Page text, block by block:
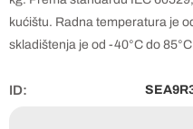
kućištu. Radna temperatura je
skladištenja je od -40°C do
ID: